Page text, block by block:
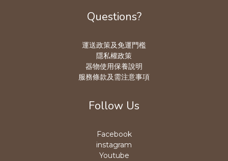
Questions?
運送政策及免運門檻
隱私權政策
器物使用保養說明
服務條款及需注意事項
Follow Us
Facebook
instagram
Youtube